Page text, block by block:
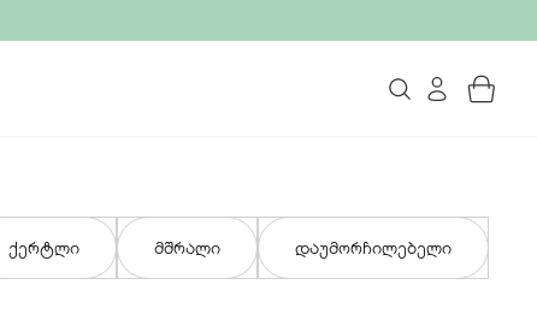
ქერტლი მშრალი დაუმორჩილებელი